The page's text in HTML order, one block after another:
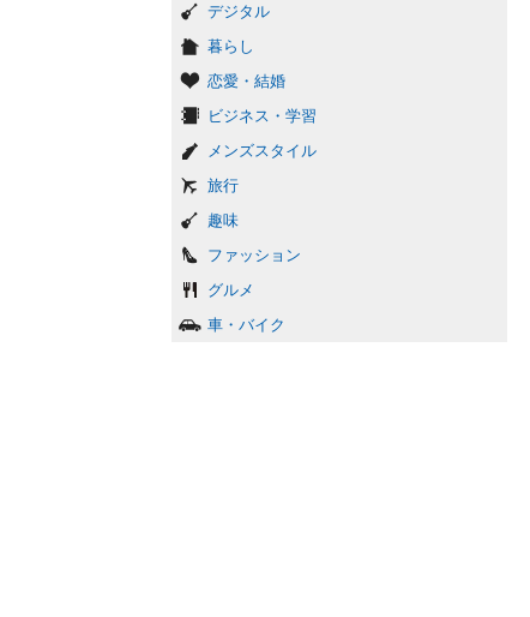
デジタル
暮らし
恋愛・結婚
ビジネス・学習
メンズスタイル
旅行
趣味
ファッション
グルメ
車・バイク